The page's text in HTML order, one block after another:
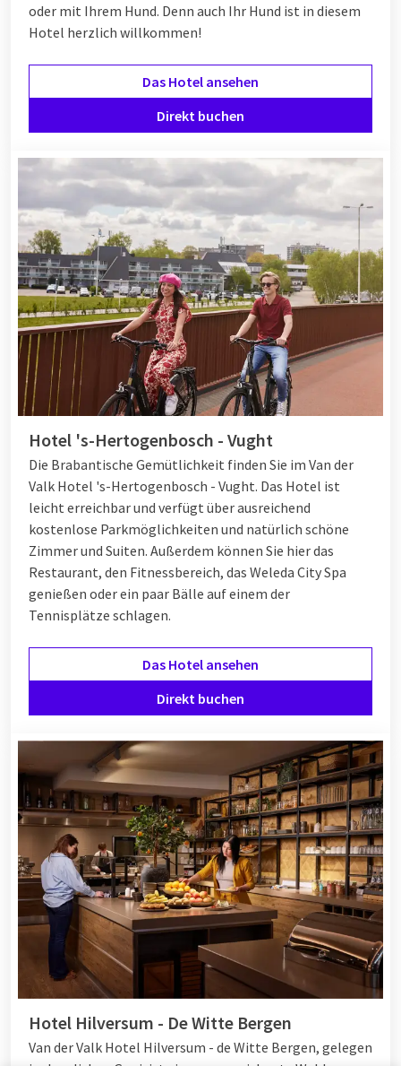
oder mit Ihrem Hund. Denn auch Ihr Hund ist in diesem
Hotel herzlich willkommen!
Das Hotel ansehen
Direkt buchen
Hotel 's-Hertogenbosch - Vught
Die Brabantische Gemütlichkeit finden Sie im Van der
Valk Hotel 's-Hertogenbosch - Vught. Das Hotel ist
leicht erreichbar und verfügt über ausreichend
kostenlose Parkmöglichkeiten und natürlich schöne
Zimmer und Suiten. Außerdem können Sie hier das
Restaurant, den Fitnessbereich, das Weleda City Spa
genießen oder ein paar Bälle auf einem der
Tennisplätze schlagen.
Das Hotel ansehen
Direkt buchen
Hotel Hilversum - De Witte Bergen
Van der Valk Hotel Hilversum - de Witte Bergen, gelegen